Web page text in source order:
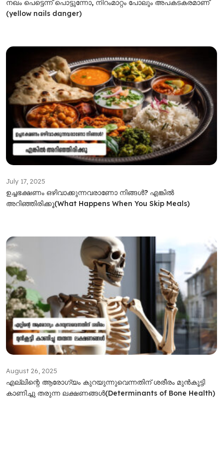
നഖം പെട്ടെന്ന് പൊട്ടുന്നോ, നിറംമാറ്റം പോലും അപകടകരമാണ്
(yellow nails danger)
July 17, 2025
ഉച്ചഭക്ഷണം ഒഴിവാക്കുന്നവരാണോ നിങ്ങൾ? എങ്കിൽ
അറിഞ്ഞിരിക്കൂ(What Happens When You Skip Meals)
August 26, 2025
എല്ലിന്റെ ആരോഗ്യം കുറയുന്നുവെന്നതിന് ശരീരം മുൻകൂട്ടി
കാണിച്ചു തരുന്ന ലക്ഷണങ്ങൾ(Determinants of Bone Health)